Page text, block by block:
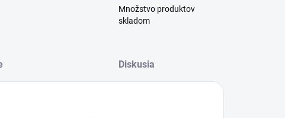
Množstvo produktov
skladom
Diskusia